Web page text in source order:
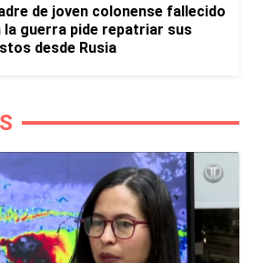
de joven colonense fallecido
la guerra pide repatriar sus
desde Rusia